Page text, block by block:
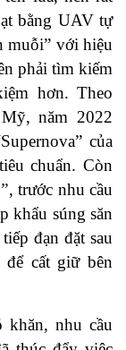
bằng UAV tự
muỗi” với hiệu
phải tìm kiếm
hơn. Theo
năm 2022
của
chuẩn. Còn
”, trước nhu cầu
khẩu súng săn
đạn đặt sau
cất giữ bên
nhu cầu